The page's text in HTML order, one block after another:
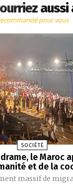
aussi
pour vous
SOCIÉTÉ
le Maroc
et de la
massif de